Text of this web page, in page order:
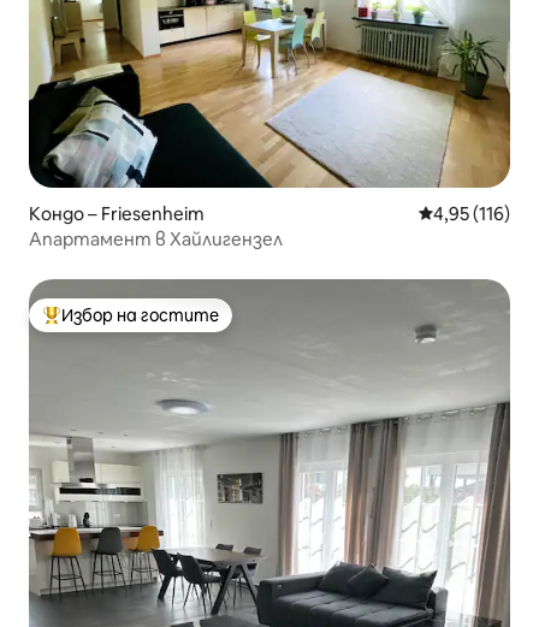
Кондо – Friesenheim Средна
4,95 (116)
Апартамент в Хайлигензел
Най-популярен избор на гостите
Избор на гостите